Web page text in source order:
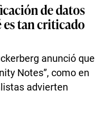
de datos
es tan criticado
anunció que
Notes”, como en
advierten